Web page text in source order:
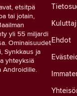
etsitpä
tai jotain,
yli 55 miljardi
Ominaisuudet
Synkkaus ja
yhteyksiä
Androidille.
Ehdot